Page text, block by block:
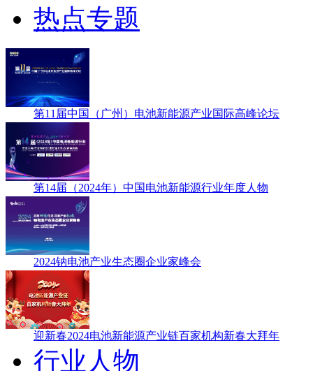
热点专题
第11届中国（广州）电池新能源产业国际高峰论坛
第14届（2024年）中国电池新能源行业年度人物
2024钠电池产业生态圈企业家峰会
迎新春2024电池新能源产业链百家机构新春大拜年
行业人物